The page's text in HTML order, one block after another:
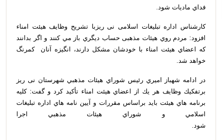
فداي ماديات شود.
کارشناس اداره تبلیغات اسلامی نی ریزبا تشریح وظایف هیئت امناء
افزود: مردم روي هيئات مذهبی حساب ديگري باز مي کنند و اگر بدانند
که اعضاي هيئت امناء با خودشان مشکل دارند، انگيزه آنان
کمرنگ
خواهد شد.
در ادامه شهباز اميري رئیس شوراي هيئات مذهبي شهرستان نی ریز
برتفكيك وظايف هر يك از اعضاي هيئت امناء تأکيد كرد و گفت: كليه
برنامه هاي هيئت بايد براساس مقررات و آيين نامه هاي اداره تبليغات
اسلامي و شوراي هيئات مذهبي اجرا
شود.